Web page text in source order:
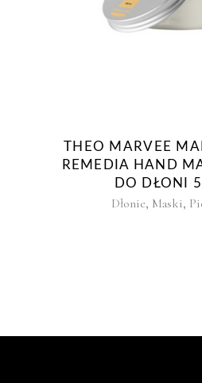
THEO MARVEE
REMEDIA HAND
DO DŁONI
Dłonie, Maski,